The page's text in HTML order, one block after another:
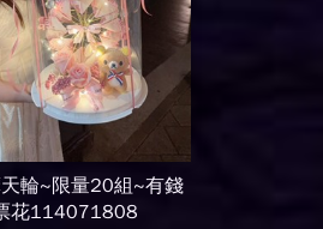
輪~限量20組~有錢
花114071808